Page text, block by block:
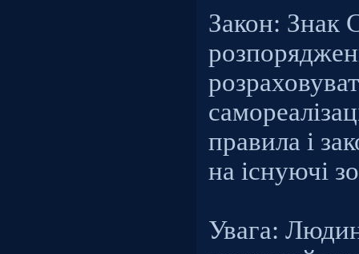
Закон: Знак
правила і
на існуючі
Увага: